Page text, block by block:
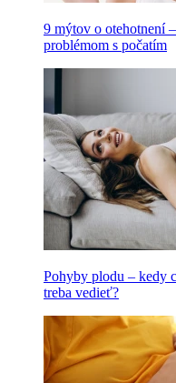
9 mýtov o otehotnení
problémom s počatím
Pohyby plodu – kedy
treba vedieť?